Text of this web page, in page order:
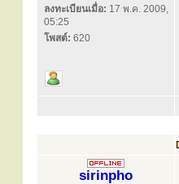
ลงทะเบียนเมื่อ: 17 พ.ค. 2009,
05:25
โพสต์: 620
sirinpho